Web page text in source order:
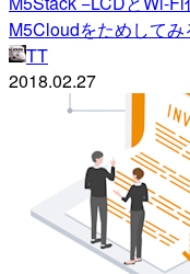
M5Cloudをためして
TT
2018.02.27